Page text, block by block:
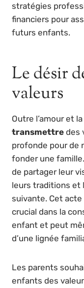
stratégies
financiers pour
futurs enfants.
Le désir
valeurs
Outre l’amour et
transmettre des
profonde pour de
fonder une
de partager leur
leurs traditions et
suivante. Cet
crucial dans la
enfant et peut
d’une lignée
Les parents
enfants des